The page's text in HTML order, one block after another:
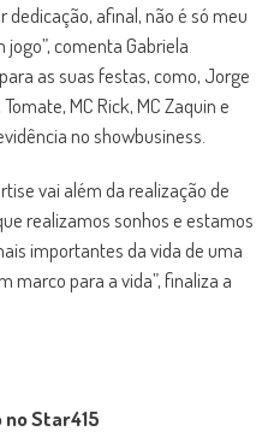
afinal, não é só meu
comenta Gabriela
as suas festas, como, Jorge
MC Rick, MC Zaquin e
no showbusiness.
vai além da realização de
realizamos sonhos e estamos
importantes da vida de uma
marco para a vida”, finaliza a
no Star415